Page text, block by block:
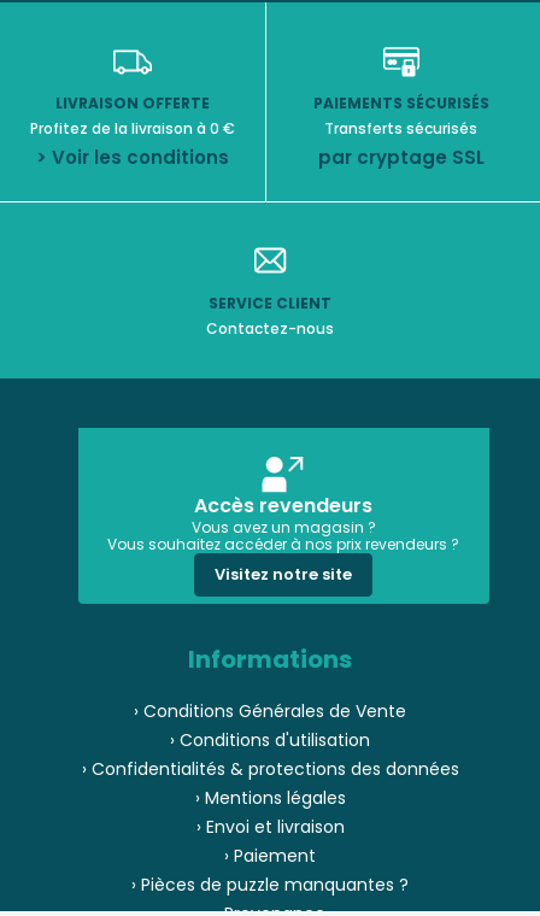
LIVRAISON OFFERTE
Profitez de la livraison à 0 €
> Voir les conditions
PAIEMENTS SÉCURISÉS
Transferts sécurisés
par cryptage SSL
SERVICE CLIENT
Contactez-nous
Accès revendeurs
Vous avez un magasin ?
Vous souhaitez accéder à nos prix revendeurs ?
Visitez notre site
Informations
› Conditions Générales de Vente
› Conditions d'utilisation
› Confidentialités & protections des données
› Mentions légales
› Envoi et livraison
› Paiement
› Pièces de puzzle manquantes ?